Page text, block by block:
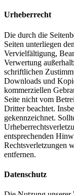
Urheberrecht
Die durch die
Seiten unterliegen
Vervielfältigung,
Verwertung
schriftlichen
Downloads und
kommerziellen
Seite nicht vom
Dritter beachtet.
gekennzeichnet.
entsprechenden
Rechtsverletzungen
entfernen.
Datenschutz